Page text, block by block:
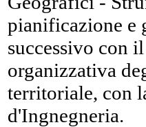
pianificazione e
successivo con
organizzativa
territoriale, con
d'Ingnegneria.